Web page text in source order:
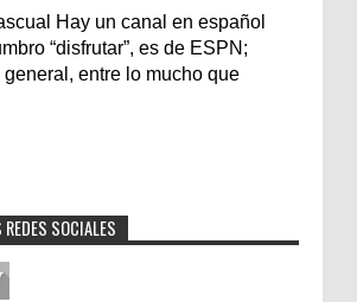
Hay un canal en español
“disfrutar”, es de ESPN;
general, entre lo mucho que
SOCIALES